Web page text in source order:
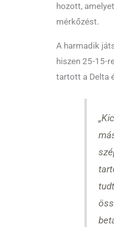
hozott,
mérkőzést.
A harmadik
hiszen 25-15-
tartott a Delta